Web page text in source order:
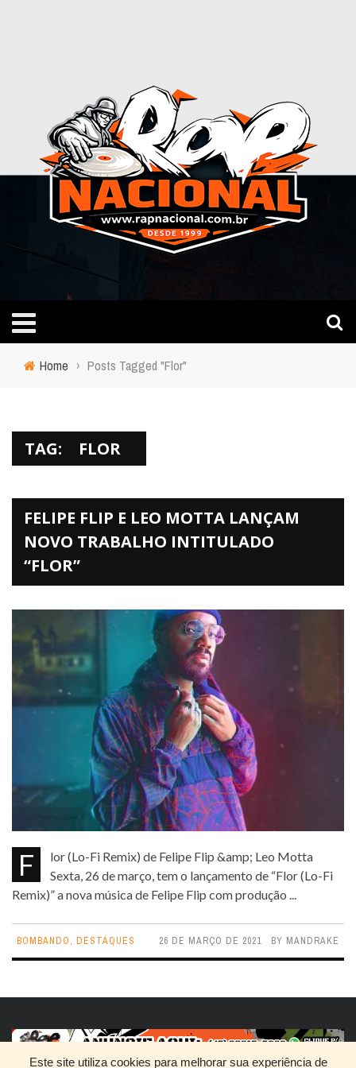
Este site utiliza cookies para melhorar sua experiência de
Home › Posts Tagged "Flor"
TAG: FLOR
FELIPE FLIP E LEO MOTTA LANÇAM
NOVO TRABALHO INTITULADO
“FLOR”
Flor (Lo-Fi Remix) de Felipe Flip &amp; Leo Motta
Sexta, 26 de março, tem o lançamento de “Flor (Lo-Fi
Remix)” a nova música de Felipe Flip com produção ...
BOMBANDO, DESTAQUES 26 DE MARÇO DE 2021 BY MANDRAKE